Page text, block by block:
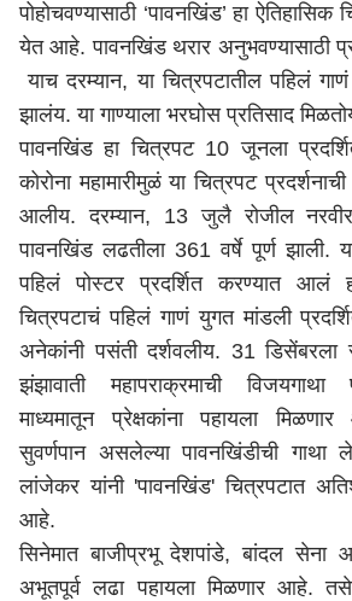
पोहोचवण्यासाठी ‘पावनखिंड’ हा
येत आहे. पावनखिंड थरार
याच दरम्यान, या चित्रपटातील पहिलं
झालंय. या गाण्याला भरघोस प्रतिसाद
पावनखिंड हा चित्रपट 10 जूनला
कोरोना महामारीमुळं या चित्रपट
आलीय. दरम्यान, 13 जुलै रोजील नरवीर
पावनखिंड लढतीला 361 वर्षे पूर्ण झाली.
पहिलं पोस्टर प्रदर्शित करण्यात
चित्रपटाचं पहिलं गाणं युगत मांडली
अनेकांनी पसंती दर्शवलीय. 31 डिसेंबरला
झंझावाती महापराक्रमाची विजयगाथा
माध्यमातून प्रेक्षकांना पहायला
सुवर्णपान असलेल्या पावनखिंडीची गाथा
लांजेकर यांनी 'पावनखिंड' चित्रपटात
आहे.
सिनेमात बाजीप्रभू देशपांडे, बांदल सेना
अभूतपूर्व लढा पहायला मिळणार आहे.